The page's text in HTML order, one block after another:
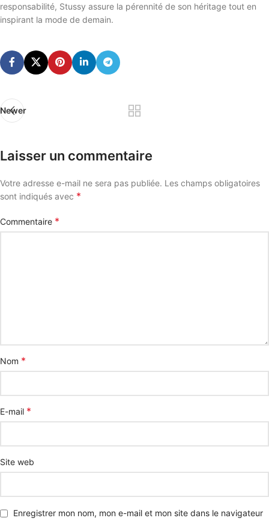
responsabilité, Stussy assure la pérennité de son héritage tout en
inspirant la mode de demain.
Newer
Laisser un commentaire
Votre adresse e-mail ne sera pas publiée. Les champs obligatoires
sont indiqués avec *
Commentaire *
Nom *
E-mail *
Site web
Enregistrer mon nom, mon e-mail et mon site dans le navigateur